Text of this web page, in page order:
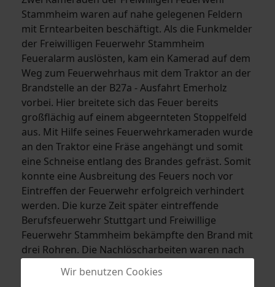
Stammheim waren auf nahe gelegenen Feldern
mit Erntearbeiten beschäftigt. Als die Funkmelder
der Freiwilligen Feuerwehr Stammheim
Feueralarm auslösten, kam ein Kamerad auf dem
Weg zum Feuerwehrhaus mit dem Traktor an der
Brandstelle an der B27a - Ausfahrt Emerholz
vorbei. Hier breitete sich das Feuer bereits
großflächig auf einem abgeernteten Stoppelfeld
aus. Mit Hilfe seines Feuerwehrkameraden wurde
an den Traktor eine Fräse angehängt und somit
eine Schneise entlang des Brandes gefräst. Somit
konnte eine Ausbreitung des Feuers noch vor
Eintreffen der Feuerwehr erfolgreich verhindert
werden. Die kurze Zeit später eintreffende
Berufsfeuerwehr Stuttgart und Freiwillige
Feuerwehr Stammheim bekämpfte den Brand mit
drei Rohren. Die Nachlöscharbeiten waren nach
abgeerntetes Feld handelte, entstand kein
Wir benutzen Cookies